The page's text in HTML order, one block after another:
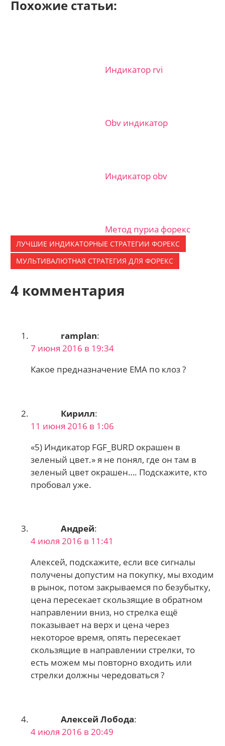
Похожие статьи:
Индикатор rvi
Obv индикатор
Индикатор obv
Метод пуриа форекс
ЛУЧШИЕ ИНДИКАТОРНЫЕ CТРАТЕГИИ ФОРЕКС
МУЛЬТИВАЛЮТНАЯ СТРАТЕГИЯ ДЛЯ ФОРЕКС
4 комментария
ramplan:
7 июня 2016 в 19:34
Какое предназначение ЕМА по клоз ?
Кирилл:
11 июня 2016 в 1:06
«5) Индикатор FGF_BURD окрашен в
зеленый цвет.» я не понял, где он там в
зеленый цвет окрашен…. Подскажите, кто
пробовал уже.
Андрей:
4 июля 2016 в 11:41
Алексей, подскажите, если все сигналы
получены допустим на покупку, мы входим
в рынок, потом закрываемся по безубытку,
цена пересекает скользящие в обратном
направлении вниз, но стрелка ещё
показывает на верх и цена через
некоторое время, опять пересекает
скользящие в направлении стрелки, то
есть можем мы повторно входить или
стрелки должны чередоваться ?
Алексей Лобода:
4 июля 2016 в 20:49